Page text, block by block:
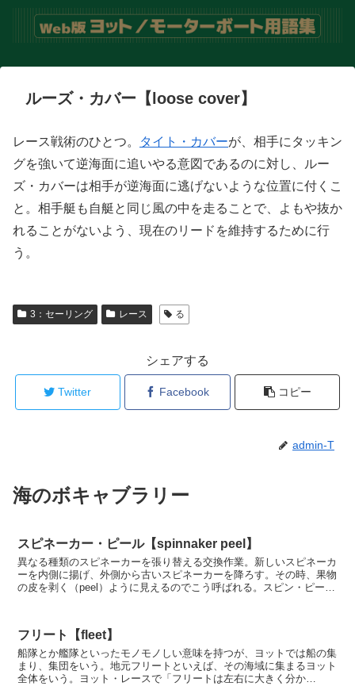
ルーズ・カバー【loose cover】
レース戦術のひとつ。 タイト・カバーが、相手にタッキン
グを強いて逆海面に追いやる意図であるのに対し、ルー
ズ・カバーは相手が逆海面に逃げないような位置に付くこ
と。相手艇も自艇と同じ風の中を走ることで、よもや抜か
れることがないよう、現在のリードを維持するために行
う。
3：セーリング レース る
シェアする
Twitter Facebook コピー
admin-T
海のボキャブラリー
スピネーカー・ピール【spinnaker peel】
異なる種類のスピネーカーを張り替える交換作業。新しいスピネーカ
ーを内側に揚げ、外側から古いスピネーカーを降ろす。その時、果物
の皮を剥く（peel）ように見えるのでこう呼ばれる。スピン・ピー
フリート【fleet】
船隊とか艦隊といったモノモノしい意味を持つが、ヨットでは船の集
まり、集団をいう。地元フリートといえば、その海域に集まるヨット
全体をいう。ヨット・レースで「フリートは左右に大きく分か